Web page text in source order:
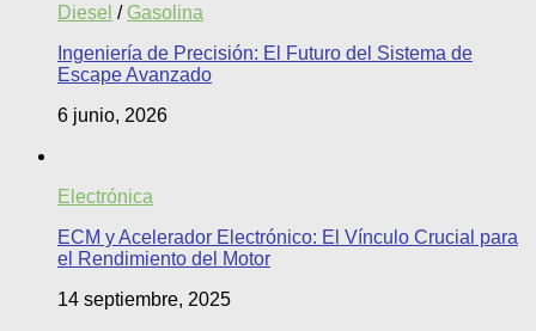
Diesel / Gasolina
Ingeniería de Precisión: El Futuro del Sistema de
Escape Avanzado
6 junio, 2026
Electrónica
ECM y Acelerador Electrónico: El Vínculo Crucial para
el Rendimiento del Motor
14 septiembre, 2025